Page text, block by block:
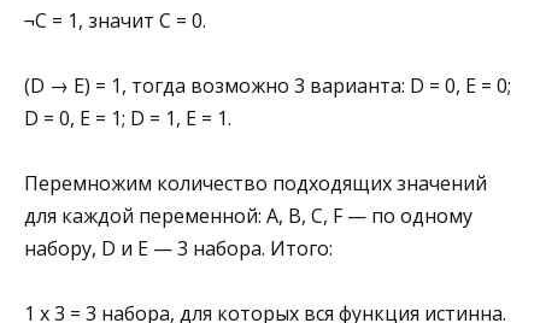
¬C = 1, значит C = 0.
(D → E) = 1, тогда возможно 3 варианта: D = 0, E = 0;
D = 0, E = 1; D = 1, E = 1.
Перемножим количество подходящих значений
для каждой переменной: A, B, C, F — по одному
набору, D и E — 3 набора. Итого:
1 х 3 = 3 набора, для которых вся функция истинна.